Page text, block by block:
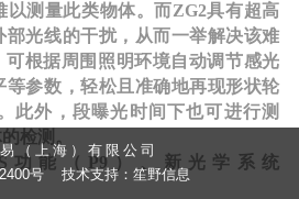
以测量此类物体。而ZG2具有超高
部光线的干扰，从而一举解决该难
可根据周围照明环境自动调节感光
等参数，轻松且准确地再现形状轮
此外，段曝光时间下也可进行测
检测。
功能（P9）、新光学系统
（上海）有限公司
号 技术支持：笙野信息